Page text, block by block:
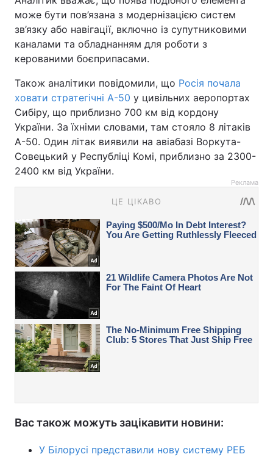
може бути пов’язана з модернізацією систем
зв’язку або навігації, включно із супутниковими
каналами та обладнанням для роботи з
керованими боєприпасами.
Також аналітики повідомили, що Росія почала
ховати стратегічні А-50 у цивільних аеропортах
Сибіру, що приблизно 700 км від кордону
України. За їхніми словами, там стояло 8 літаків
А-50. Один літак виявили на авіабазі Воркута-
Совецький у Республіці Комі, приблизно за 2300-
2400 км від України.
Реклама
Вас також можуть зацікавити новини:
У Білорусі представили нову систему РЕБ